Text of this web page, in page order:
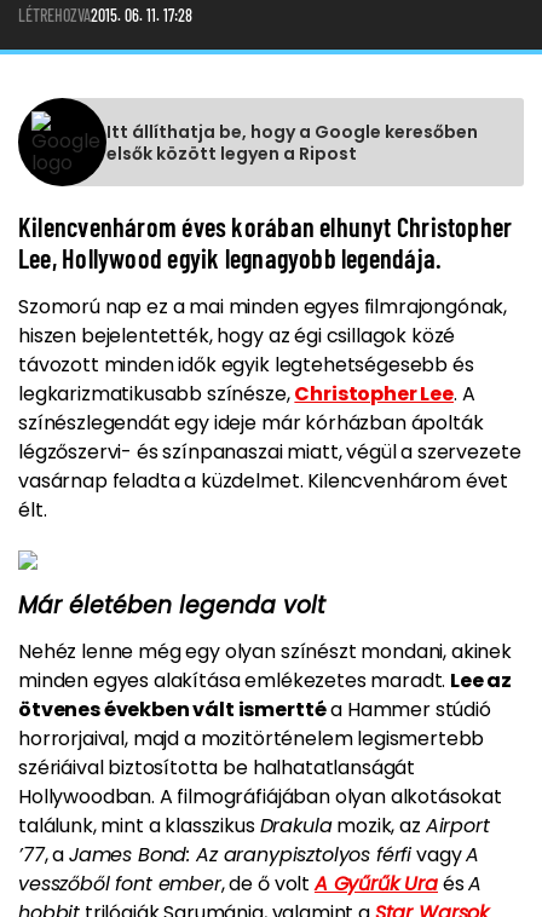
LÉTREHOZVA2015. 06. 11. 17:28
Itt állíthatja be, hogy a Google keresőben
elsők között legyen a Ripost
Kilencvenhárom éves korában elhunyt Christopher
Lee, Hollywood egyik legnagyobb legendája.
Szomorú nap ez a mai minden egyes filmrajongónak,
hiszen bejelentették, hogyaz égi csillagok közé
távozott minden idők egyik legtehetségesebb és
legkarizmatikusabb színésze,Christopher Lee. A
színészlegendát egy ideje már kórházban ápolták
légzőszervi- és színpanaszai miatt, végül a szervezete
vasárnap feladta a küzdelmet. Kilencvenhárom évet
élt.
Már életében legenda volt
Nehéz lenne még egy olyan színészt mondani, akinek
minden egyes alakítása emlékezetes maradt. Lee az
ötvenes években vált ismerttéa Hammer stúdió
horrorjaival, majd a mozitörténelem legismertebb
szériáival biztosította be halhatatlanságát
Hollywoodban. A filmográfiájában olyan alkotásokat
találunk, mint a klasszikusDrakulamozik, az Airport
’77, aJames Bond: Az aranypisztolyos férfivagyA
vesszőből font ember, de ő voltA Gyűrűk UraésA